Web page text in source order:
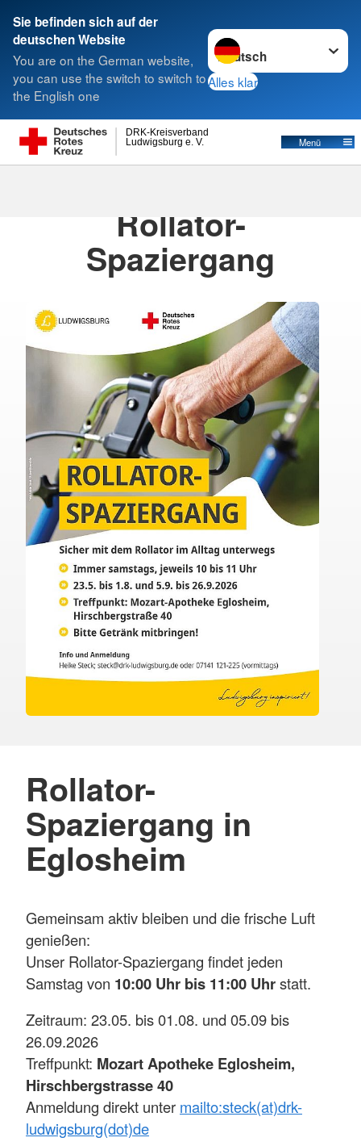
Sie befinden sich auf der
deutschen Website
You are on the German website,
you can use the switch to switch to
the English one
Sprache wechseln zu
Alles klar
Ludwigsburg e. V.
DRK-Kreisverband
Menü
Suche
Rollator-
Spaziergang
Rollator-
Spaziergang in
Eglosheim
Gemeinsam aktiv bleiben und die frische Luft
genießen:
Unser Rollator-Spaziergang findet jeden
Samstag von 10:00 Uhr bis 11:00 Uhrstatt.
Zeitraum: 23.05. bis 01.08. und 05.09 bis
26.09.2026
Treffpunkt: Mozart Apotheke Eglosheim,
Hirschbergstrasse 40
Anmeldung direkt unter mailto:steck(at)drk-
ludwigsburg(dot)de